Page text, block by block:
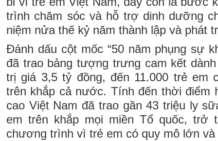
trình chăm sóc và hỗ trợ dinh dưỡng
niệm nửa thế kỷ năm thành lập và phát
Đánh dấu cột mốc “50 năm phụng sự
đã trao bảng tượng trưng cam kết
trị giá 3,5 tỷ đồng, đến 11.000 trẻ em
trên khắp cả nước. Tính đến thời điểm
cao Việt Nam đã trao gần 43 triệu ly
em trên khắp mọi miền Tổ quốc, trở
chương trình vì trẻ em có quy mô lớn